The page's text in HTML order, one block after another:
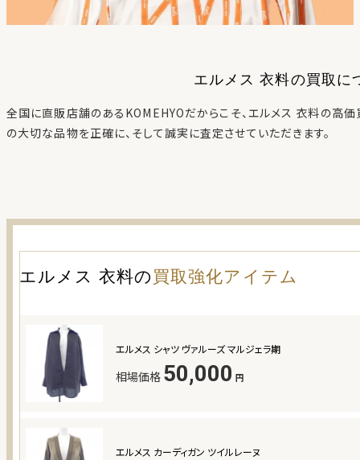
エルメス 衣料の買取に
全国に直販店舗のあるKOMEHYOだからこそ、 エルメス 衣料の高価
の大切な品物を正確に、そして誠実に査定させていただきます。
エルメス 衣料の 買取強化アイテム
エルメス シャツ ヴァルーズ マルジェラ期
相場価格 50,000 円
エルメス カーディガン ツイルレーヌ